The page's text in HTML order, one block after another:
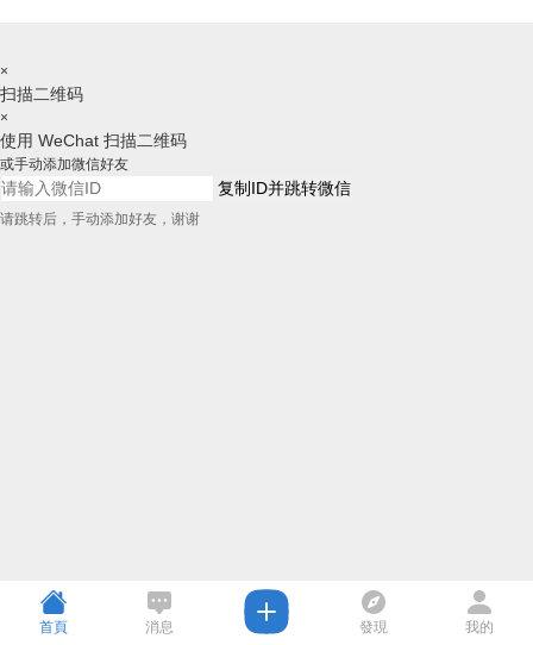
×
扫描二维码
×
使用 WeChat 扫描二维码
或手动添加微信好友
复制ID并跳转微信
请跳转后，手动添加好友，谢谢
首頁 消息 發現 我的